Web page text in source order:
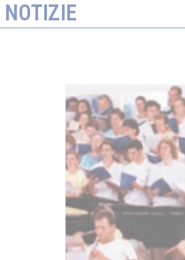
NOTIZIE